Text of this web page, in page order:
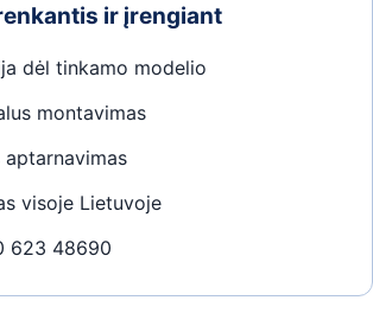
ir įrengiant
dėl tinkamo modelio
montavimas
visoje Lietuvoje
623 48690